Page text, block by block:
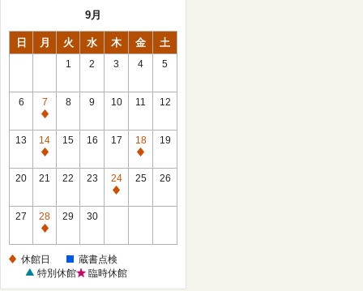
9月
日 月 火 水 木 金 土
1 2 3 4 5
6
7
休
館
日
8 9 10 11 12
13
14
休
館
15 16 17
18
休
館
19
20 21 22 23
24
休
25 26
27
28
休
日
29 30
休館日
蔵書点検
特別休館
臨時休館